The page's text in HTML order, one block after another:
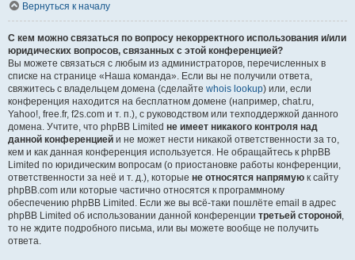
Вернуться к началу
С кем можно связаться по вопросу некорректного использования и/или
юридических вопросов, связанных с этой конференцией?
Вы можете связаться с любым из администраторов, перечисленных в
списке на странице «Наша команда». Если вы не получили ответа,
свяжитесь с владельцем домена (сделайте whois lookup) или, если
конференция находится на бесплатном домене (например, chat.ru,
Yahoo!, free.fr, f2s.com и т. п.), с руководством или техподдержкой данного
домена. Учтите, что phpBB Limited не имеет никакого контроля над
данной конференцией и не может нести никакой ответственности за то,
кем и как данная конференция используется. Не обращайтесь к phpBB
Limited по юридическим вопросам (о приостановке работы конференции,
ответственности за неё и т. д.), которые не относятся напрямую к сайту
phpBB.com или которые частично относятся к программному
обеспечению phpBB Limited. Если же вы всё-таки пошлёте email в адрес
phpBB Limited об использовании данной конференции третьей стороной,
то не ждите подробного письма, или вы можете вообще не получить
ответа.